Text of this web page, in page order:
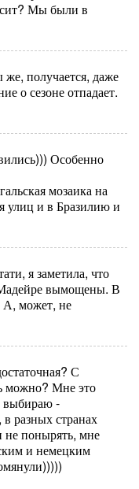
Мы были в
же, получается, даже
о сезоне отпадает.
Особенно
мозаика на
улиц и в Бразилию и
я заметила, что
вымощены. В
А, может, не
С
можно? Мне это
выбираю -
разных странах
не понырять, мне
и немецким